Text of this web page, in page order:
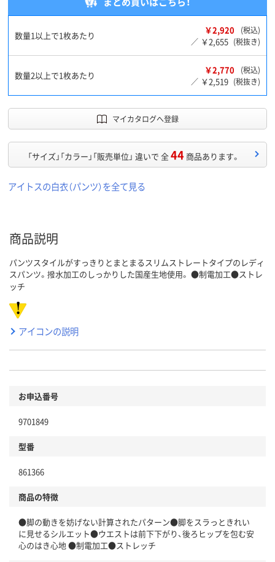
数量1以上で1枚あたり ￥2,920
(税込)
／ ￥2,655 (税抜き)
数量2以上で1枚あたり ￥2,770
(税込)
／ ￥2,519 (税抜き)
マイカタログへ登録
「サイズ」「カラー」「販売単位」 違いで 全44 商品あります。
アイトスの白衣（パンツ）を全て見る
商品説明
パンツスタイルがすっきりとまとまるスリムストレートタイプのレディ
スパンツ。撥水加工のしっかりした国産生地使用。 ●制電加工●ストレ
ッチ
アイコンの説明
お申込番号
9701849
型番
861366
商品の特徴
●脚の動きを妨げない計算されたパターン●脚をスラっときれい
に見せるシルエット●ウエストは前下下がり、後ろヒップを包む安
心のはき心地 ●制電加工●ストレッチ